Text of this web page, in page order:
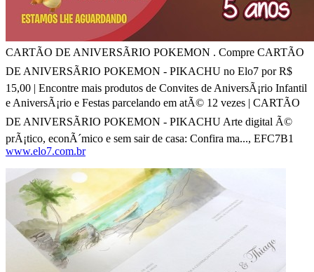
CARTÃO DE ANIVERSÃRIO POKEMON . Compre CARTÃO
DE ANIVERSÃRIO POKEMON - PIKACHU no Elo7 por R$
15,00 | Encontre mais produtos de Convites de AniversÃ¡rio Infantil
e AniversÃ¡rio e Festas parcelando em atÃ© 12 vezes | CARTÃO
DE ANIVERSÃRIO POKEMON - PIKACHU Arte digital Ã©
prÃ¡tico, econÃ´mico e sem sair de casa: Confira ma..., EFC7B1
www.elo7.com.br